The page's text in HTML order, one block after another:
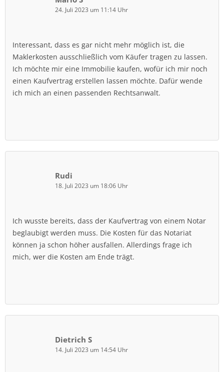
24. Juli 2023 um 11:14 Uhr
Interessant, dass es gar nicht mehr möglich ist, die
Maklerkosten ausschließlich vom Käufer tragen zu lassen.
Ich möchte mir eine Immobilie kaufen, wofür ich mir noch
einen Kaufvertrag erstellen lassen möchte. Dafür wende
ich mich an einen passenden Rechtsanwalt.
Rudi
18. Juli 2023 um 18:06 Uhr
Ich wusste bereits, dass der Kaufvertrag von einem Notar
beglaubigt werden muss. Die Kosten für das Notariat
können ja schon höher ausfallen. Allerdings frage ich
mich, wer die Kosten am Ende trägt.
Dietrich S
14. Juli 2023 um 14:54 Uhr